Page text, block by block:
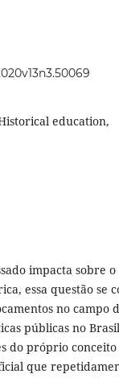
education,
impacta sobre o
essa questão se
no campo
públicas no
do próprio conceito
que